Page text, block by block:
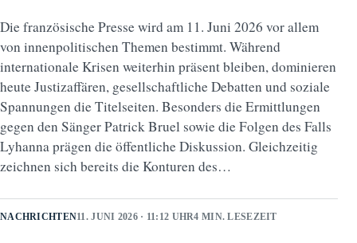
Die französische Presse wird am 11. Juni 2026 vor allem
von innenpolitischen Themen bestimmt. Während
internationale Krisen weiterhin präsent bleiben, dominieren
heute Justizaffären, gesellschaftliche Debatten und soziale
Spannungen die Titelseiten. Besonders die Ermittlungen
gegen den Sänger Patrick Bruel sowie die Folgen des Falls
Lyhanna prägen die öffentliche Diskussion. Gleichzeitig
zeichnen sich bereits die Konturen des…
NACHRICHTEN11. JUNI 2026 · 11:12 UHR4 MIN. LESEZEIT